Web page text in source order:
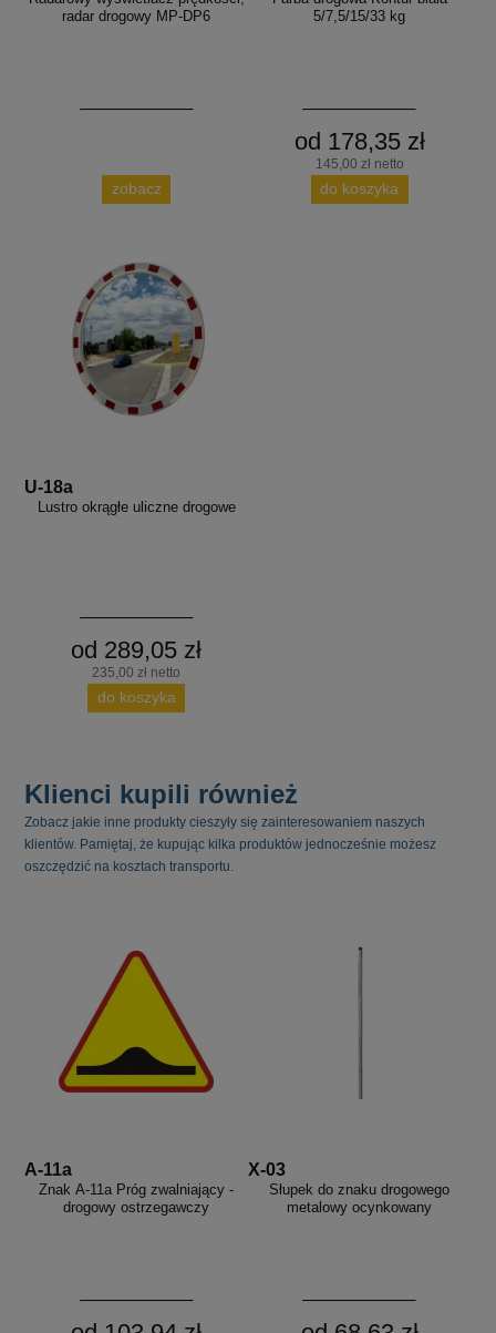
radar drogowy MP-DP6
zobacz
5/7,5/15/33 kg
od 178,35 zł
145,00 zł netto
do koszyka
U-18a
Lustro okrągłe uliczne drogowe
od 289,05 zł
235,00 zł netto
do koszyka
Klienci kupili również
Zobacz jakie inne produkty cieszyły się zainteresowaniem naszych
klientów. Pamiętaj, że kupując kilka produktów jednocześnie możesz
oszczędzić na kosztach transportu.
A-11a
Znak A-11a Próg zwalniający -
drogowy ostrzegawczy
X-03
Słupek do znaku drogowego
metalowy ocynkowany